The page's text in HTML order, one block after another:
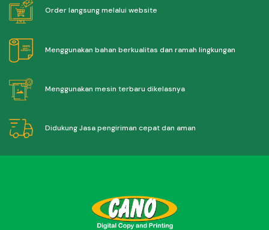
Order langsung melalui website
Menggunakan bahan berkualitas dan ramah lingkungan
Menggunakan mesin terbaru dikelasnya
Didukung Jasa pengiriman cepat dan aman